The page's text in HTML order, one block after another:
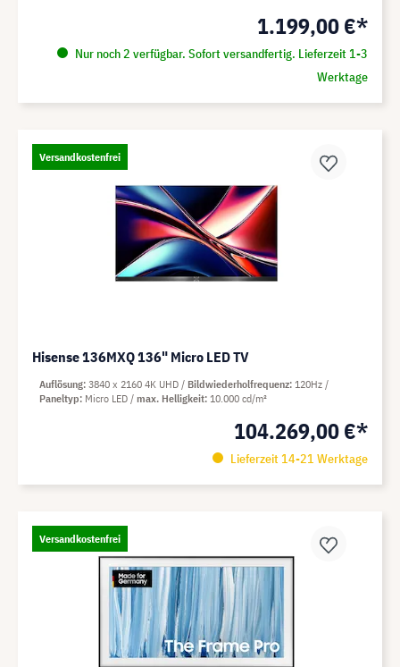
1.199,00 €*
Nur noch 2 verfügbar. Sofort versandfertig. Lieferzeit 1-3
Werktage
Versandkostenfrei
Hisense 136MXQ 136" Micro LED TV
104.269,00 €*
Lieferzeit 14-21 Werktage
Auflösung 3840 x 2160 4K UHD Bildwiederholfrequenz 120Hz
Paneltyp Micro LED max. Helligkeit 10.000 cd/m²
Versandkostenfrei